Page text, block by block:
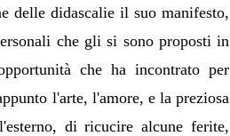
delle didascalie il suo manifesto,
che gli si sono proposti in
che ha incontrato per
l'arte, l'amore, e la preziosa
di ricucire alcune ferite,